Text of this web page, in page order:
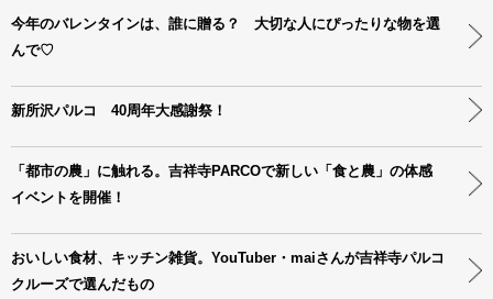
今年のバレンタインは、誰に贈る？ 大切な人にぴったりな物を選
んで♡
新所沢パルコ 40周年大感謝祭！
「都市の農」に触れる。吉祥寺PARCOで新しい「食と農」の体感
イベントを開催！
おいしい食材、キッチン雑貨。YouTuber・maiさんが吉祥寺パルコ
クルーズで選んだもの